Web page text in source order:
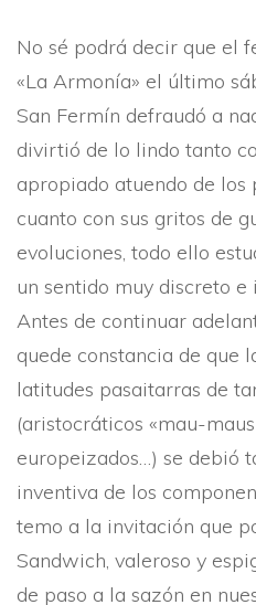
No sé podrá decir que el
«La Armoní­a» el último
San Fermí­n defraudó a
divirtió de lo lindo tanto
apropiado atuendo de los
cuanto con sus gritos de
evoluciones, todo ello
un sentido muy discreto e
Antes de continuar
quede constancia de que
latitudes pasaitarras de
(aristocráticos «mau-
europeizados…) se debió
inventiva de los
temo a la invitación que
Sandwich, valeroso y
de paso a la sazón en